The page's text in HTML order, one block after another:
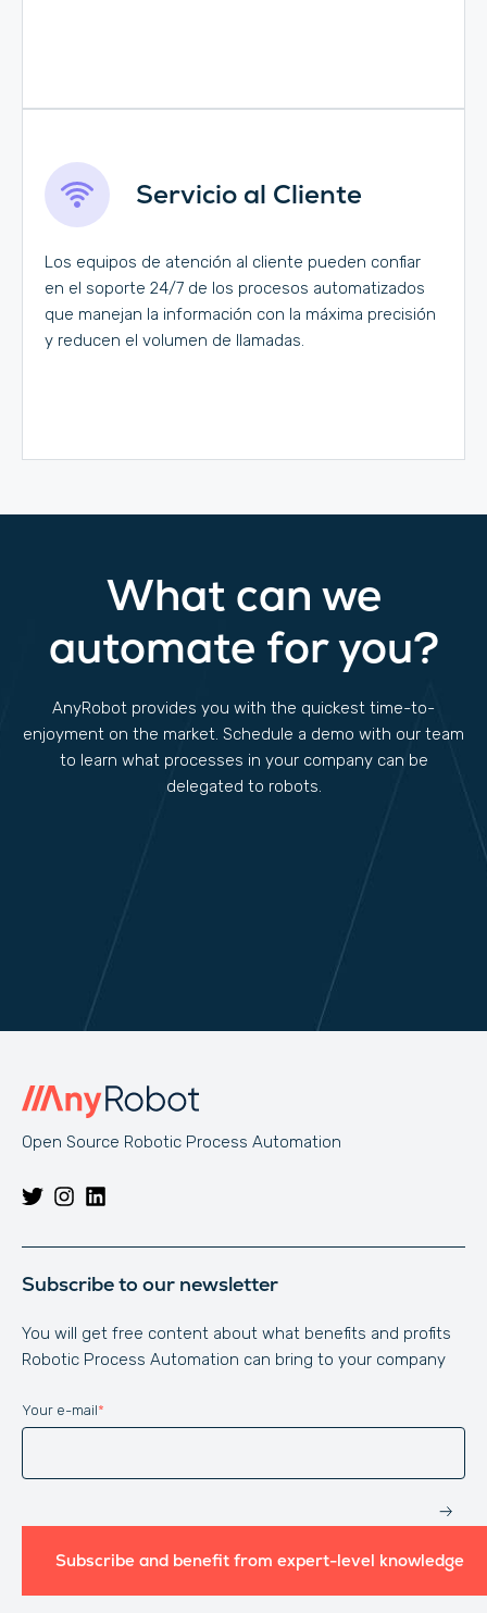
Servicio al Cliente
Los equipos de atención al cliente pueden confiar
en el soporte 24/7 de los procesos automatizados
que manejan la información con la máxima precisión
y reducen el volumen de llamadas.
What can we
automate for you?
AnyRobot provides you with the quickest time-to-
enjoyment on the market. Schedule a demo with our team
to learn what processes in your company can be
delegated to robots.
Open Source Robotic Process Automation
Subscribe to our newsletter
You will get free content about what benefits and profits
Robotic Process Automation can bring to your company
Website
Your e-mail*
Subscribe and benefit from expert-level knowledge